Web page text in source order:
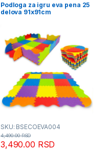
Podloga za igru eva pena 25
delova 91x91cm
SKU: BSECOEVA004
3,490.00 RSD
4,490.00RSD